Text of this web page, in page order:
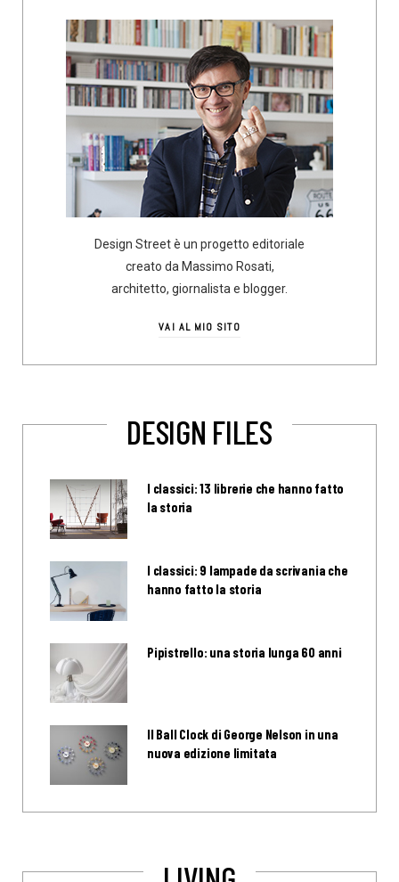
Design Street è un progetto editoriale
creato da Massimo Rosati,
architetto, giornalista e blogger.
VAI AL MIO SITO
DESIGN FILES
I classici: 13 librerie che hanno fatto
la storia
I classici: 9 lampade da scrivania che
hanno fatto la storia
Pipistrello: una storia lunga 60 anni
Il Ball Clock di George Nelson in una
nuova edizione limitata